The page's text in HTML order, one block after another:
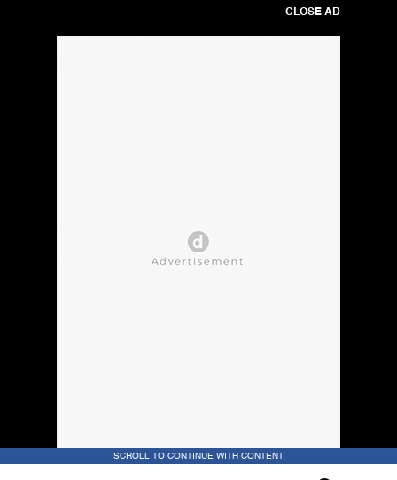
CLOSE AD
SCROLL TO CONTINUE WITH CONTENT